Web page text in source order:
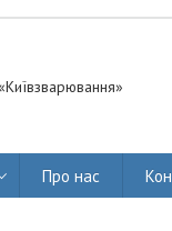
Про нас